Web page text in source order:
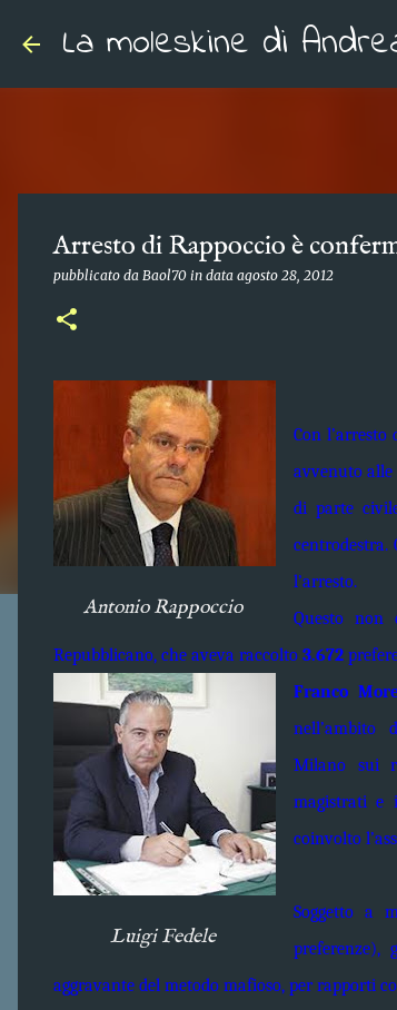
La moleskine di
Arresto di Rappoccio è
pubblicato da Baol70 in data agosto 28, 2012
Antonio Rappoccio
Con
avvenuto alle
di parte
l’arresto.
Questo non
Repubblicano, che aveva raccolto 3.672
Luigi Fedele
Franco
nell’ambito
Milano sui
magistrati e
coinvolto
Soggetto a
aggravante del metodo mafioso, per rapporti